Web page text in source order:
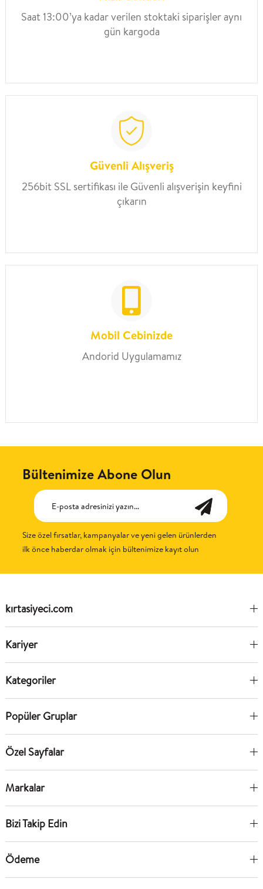
Saat 13:00’ya kadar verilen stoktaki siparişler aynı
gün kargoda
Güvenli Alışveriş
256bit SSL sertifikası ile Güvenli alışverişin keyfini
çıkarın
Mobil Cebinizde
Andorid Uygulamamız
Bültenimize Abone Olun
Size özel fırsatlar, kampanyalar ve yeni gelen ürünlerden
ilk önce haberdar olmak için bültenimize kayıt olun
kırtasiyeci.com
Kariyer
Kategoriler
Popüler Gruplar
Özel Sayfalar
Markalar
Bizi Takip Edin
Ödeme